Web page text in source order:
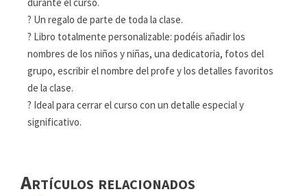
? Un regalo de parte de toda la clase.
? Libro totalmente personalizable: podéis añadir los
nombres de los niños y niñas, una dedicatoria, fotos del
grupo, escribir el nombre del profe y los detalles favoritos
de la clase.
? Ideal para cerrar el curso con un detalle especial y
significativo.
Artículos relacionados